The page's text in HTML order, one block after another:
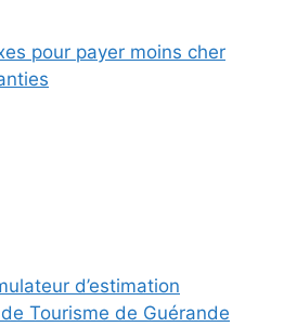
pour payer moins cher
d’estimation
Tourisme de Guérande